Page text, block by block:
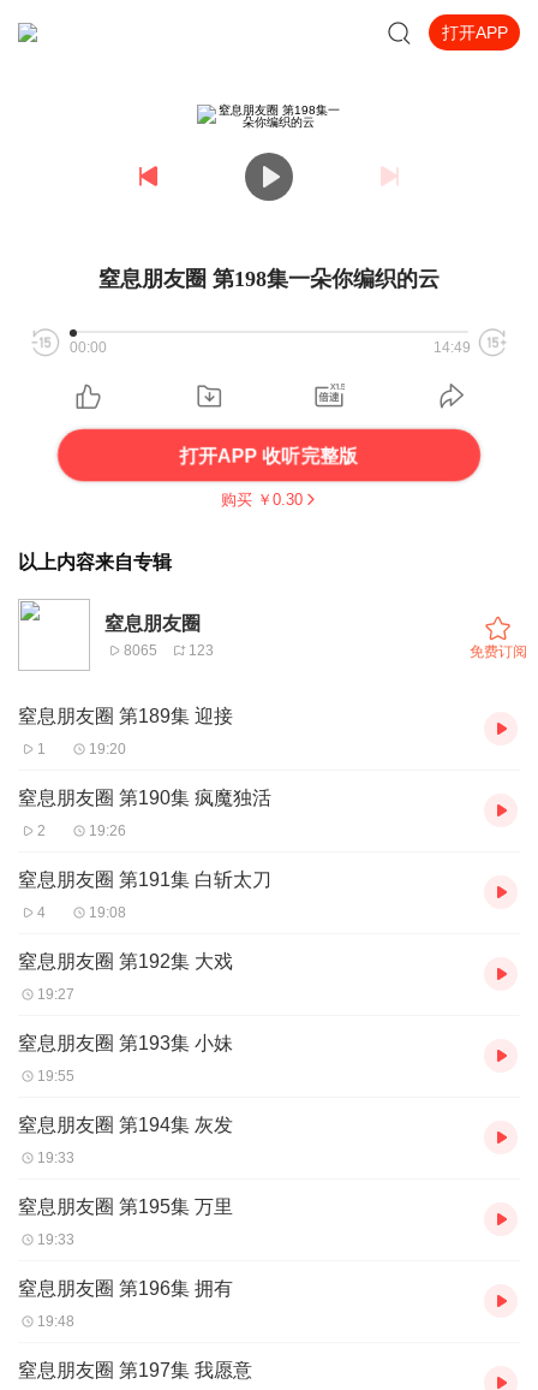
打开APP
窒息朋友圈 第198集一朵你编织的云
00:00 14:49
打开APP 收听完整版
购买 ￥ 0.30
以上内容来自专辑
窒息朋友圈
8065 123 免费订阅
窒息朋友圈 第189集 迎接
1 19:20
窒息朋友圈 第190集 疯魔独活
2 19:26
窒息朋友圈 第191集 白斩太刀
4 19:08
窒息朋友圈 第192集 大戏
19:27
窒息朋友圈 第193集 小妹
19:55
窒息朋友圈 第194集 灰发
19:33
窒息朋友圈 第195集 万里
19:33
窒息朋友圈 第196集 拥有
19:48
窒息朋友圈 第197集 我愿意